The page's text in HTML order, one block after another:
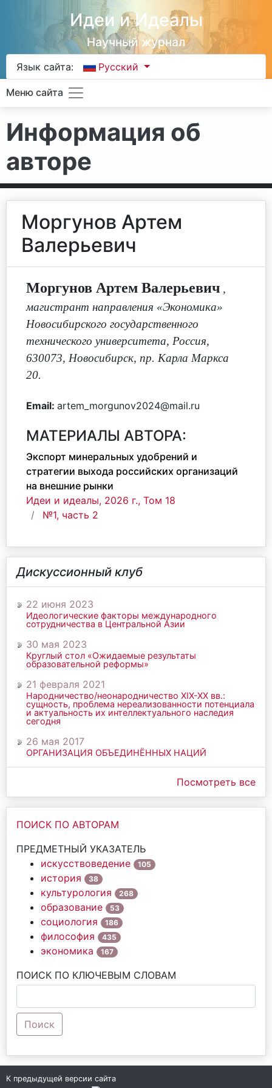
Идеи и Идеалы
Научный журнал
Язык сайта: Русский
Меню сайта
Информация об
авторе
Моргунов Артем
Валерьевич
Моргунов Артем Валерьевич ,
магистрант направления «Экономика»
Новосибирского государственного
технического университета, Россия,
630073, Новосибирск, пр. Карла Маркса
20.
Email: artem_morgunov2024@mail.ru
МАТЕРИАЛЫ АВТОРА:
Экспорт минеральных удобрений и
стратегии выхода российских организаций
на внешние рынки
Идеи и идеалы, 2026 г., Том 18
№1, часть 2
Дискуссионный клуб
22 июня 2023
Идеологические факторы международного
сотрудничества в Центральной Азии
30 мая 2023
Круглый стол «Ожидаемые результаты
образовательной реформы»
21 февраля 2021
Народничество/неонародничество ХIХ-ХХ вв.:
сущность, проблема нереализованности потенциала
и актуальность их интеллектуального наследия
сегодня
26 мая 2017
ОРГАНИЗАЦИЯ ОБЪЕДИНЁННЫХ НАЦИЙ
Посмотреть все
ПОИСК ПО АВТОРАМ
ПРЕДМЕТНЫЙ УКАЗАТЕЛЬ
искусствоведение
105
история 38
культурология 268
образование 53
социология 186
философия 435
экономика 167
ПОИСК ПО КЛЮЧЕВЫМ СЛОВАМ
Поиск
К предыдущей версии сайта